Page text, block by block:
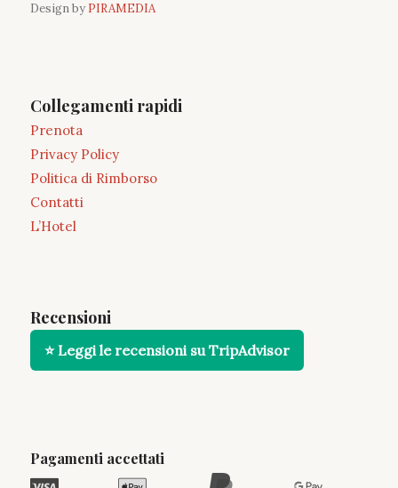
Design by PIRAMEDIA
Collegamenti rapidi
Prenota
Privacy Policy
Politica di Rimborso
Contatti
L’Hotel
Recensioni
⭐ Leggi le recensioni su TripAdvisor
Pagamenti accettati